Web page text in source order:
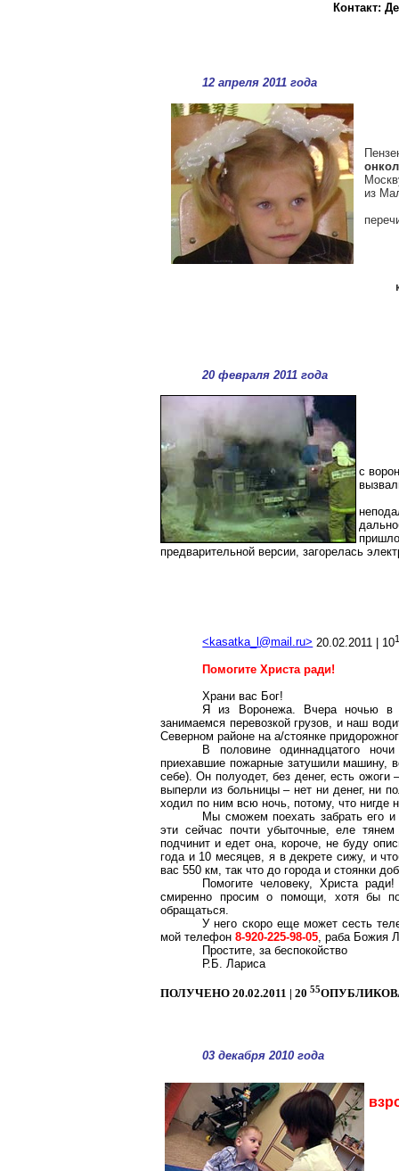
Контакт:
12 апреля 2011 года
из
20 февраля 2011 года
с
предварительной версии, загорелась
<kasatka_l@mail.ru> 20.02.2011 | 10
Помогите Христа ради!
Храни вас Бог!
Я из Воронежа. Вчера ночью в
занимаемся перевозкой грузов, и наш
Северном районе на а/стоянке
В половине одиннадцатого
приехавшие пожарные затушили машину,
себе). Он полуодет, без денег, есть
выперли из больницы – нет ни денег, ни
ходил по ним всю ночь, потому, что нигде
Мы сможем поехать забрать его
эти сейчас почти убыточные, еле
подчинит и едет она, короче, не буду
года и 10 месяцев, я в декрете сижу, и
вас 550 км , так что до города и стоянки
Помогите человеку, Христа
смиренно просим о помощи, хотя бы
обращаться.
У него скоро еще может сесть
мой телефон 8-920-225-98-05 , раба Божия
Простите, за беспокойство
Р.Б. Лариса
ПОЛУЧЕНО 20.02.2011 | 20 55
03 декабря 2010 года